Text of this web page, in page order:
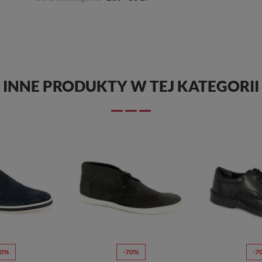
INNE PRODUKTY W TEJ KATEGORII
-70% -